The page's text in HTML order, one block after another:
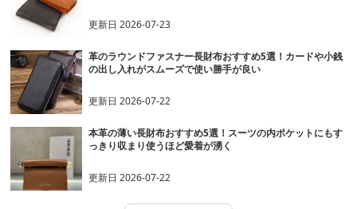
更新日2026-07-23
革のラウンドファスナー長財布おすすめ5選！カードや小銭
の出し入れがスムーズで使い勝手が良い
更新日2026-07-22
本革の薄い長財布おすすめ5選！スーツの内ポケットにもす
っきり収まり使うほど愛着が湧く
更新日2026-07-22